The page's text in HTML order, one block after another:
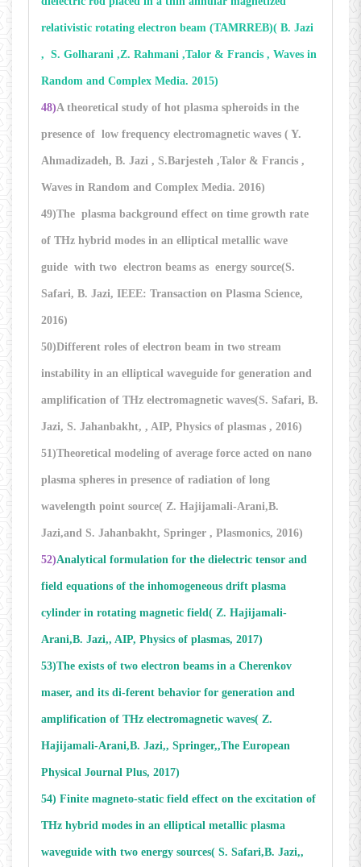
relativistic rotating electron beam (TAMRREB)( B. Jazi
, S. Golharani ,Z. Rahmani ,Talor & Francis , Waves in
Random and Complex Media. 2015)
48)A theoretical study of hot plasma spheroids in the
presence of low frequency electromagnetic waves ( Y.
Ahmadizadeh, B. Jazi , S.Barjesteh ,Talor & Francis ,
Waves in Random and Complex Media. 2016)
49)The plasma background effect on time growth rate
of THz hybrid modes in an elliptical metallic wave
guide with two electron beams as energy source(S.
Safari, B. Jazi, IEEE: Transaction on Plasma Science,
2016)
50)Different roles of electron beam in two stream
instability in an elliptical waveguide for generation and
amplification of THz electromagnetic waves(S. Safari, B.
Jazi, S. Jahanbakht, , AIP, Physics of plasmas , 2016)
51)Theoretical modeling of average force acted on nano
plasma spheres in presence of radiation of long
wavelength point source( Z. Hajijamali-Arani,B.
Jazi,and S. Jahanbakht, Springer , Plasmonics, 2016)
52)Analytical formulation for the dielectric tensor and
field equations of the inhomogeneous drift plasma
cylinder in rotating magnetic field( Z. Hajijamali-
Arani,B. Jazi,, AIP, Physics of plasmas, 2017)
53)The exists of two electron beams in a Cherenkov
maser, and its di-ferent behavior for generation and
amplification of THz electromagnetic waves( Z.
Hajijamali-Arani,B. Jazi,, Springer,,The European
Physical Journal Plus, 2017)
54) Finite magneto-static field effect on the excitation of
THz hybrid modes in an elliptical metallic plasma
waveguide with two energy sources( S. Safari,B. Jazi,,